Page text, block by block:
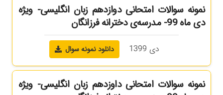
نمونه سوالات امتحانی دوازدهم زبان انگلیسی- ویژه
دی ماه 99- مدرسه‌ی دخترانه فرزانگان
دی 1399 دانلود نمونه سوال
نمونه سوالات امتحانی داوزدهم زبان انگلیسی- ویژه